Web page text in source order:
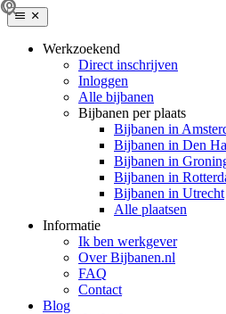
Werkzoekend
Direct inschrijven
Inloggen
Alle bijbanen
Bijbanen per plaats
Bijbanen in
Bijbanen in Den
Bijbanen in
Bijbanen in
Bijbanen in Utrecht
Alle plaatsen
Informatie
Ik ben werkgever
Over Bijbanen.nl
FAQ
Contact
Blog